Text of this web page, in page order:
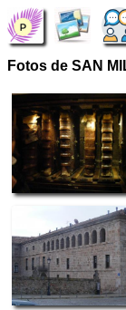
Fotos de SAN